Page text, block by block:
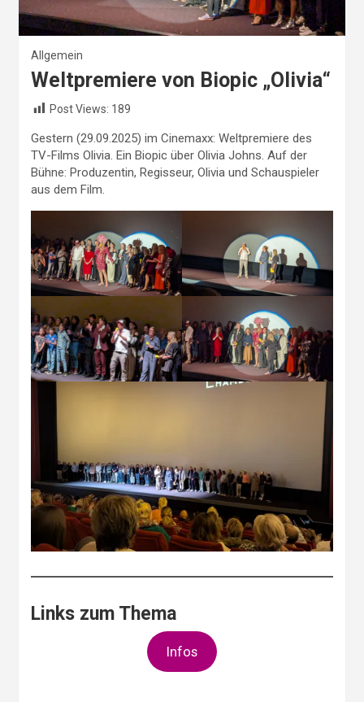
Allgemein
Weltpremiere von Biopic „Olivia“
Post Views: 189
Gestern (29.09.2025) im Cinemaxx: Weltpremiere des
TV-Films Olivia. Ein Biopic über Olivia Johns. Auf der
Bühne: Produzentin, Regisseur, Olivia und Schauspieler
aus dem Film.
Links zum Thema
Infos